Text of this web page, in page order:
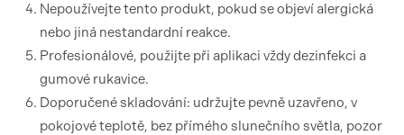
Nepoužívejte tento produkt, pokud se objeví alergická
nebo jiná nestandardní reakce.
Profesionálové, použijte při aplikaci vždy dezinfekci a
gumové rukavice.
Doporučené skladování: udržujte pevně uzavřeno, v
pokojové teplotě, bez přímého slunečního světla, pozor